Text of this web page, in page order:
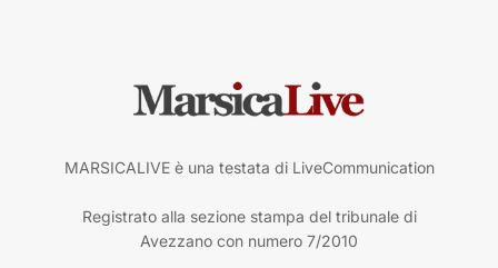
MARSICALIVE è una testata di LiveCommunication
Registrato alla sezione stampa del tribunale di
Avezzano con numero 7/2010